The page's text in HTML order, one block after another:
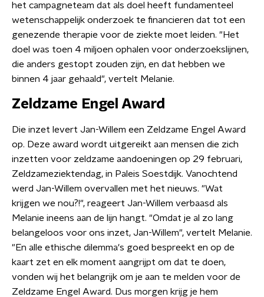
het campagneteam dat als doel heeft fundamenteel
wetenschappelijk onderzoek te financieren dat tot een
genezende therapie voor de ziekte moet leiden. "Het
doel was toen 4 miljoen ophalen voor onderzoekslijnen,
die anders gestopt zouden zijn, en dat hebben we
binnen 4 jaar gehaald", vertelt Melanie.
Zeldzame Engel Award
Die inzet levert Jan-Willem een Zeldzame Engel Award
op. Deze award wordt uitgereikt aan mensen die zich
inzetten voor zeldzame aandoeningen op 29 februari,
Zeldzameziektendag, in Paleis Soestdijk. Vanochtend
werd Jan-Willem overvallen met het nieuws. "Wat
krijgen we nou?!", reageert Jan-Willem verbaasd als
Melanie ineens aan de lijn hangt. "Omdat je al zo lang
belangeloos voor ons inzet, Jan-Willem", vertelt Melanie.
"En alle ethische dilemma's goed bespreekt en op de
kaart zet en elk moment aangrijpt om dat te doen,
vonden wij het belangrijk om je aan te melden voor de
Zeldzame Engel Award. Dus morgen krijg je hem